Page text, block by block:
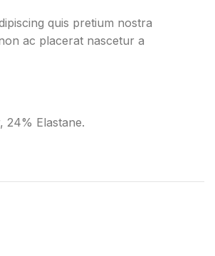
quis pretium nostra
ac placerat nascetur a
24% Elastane.